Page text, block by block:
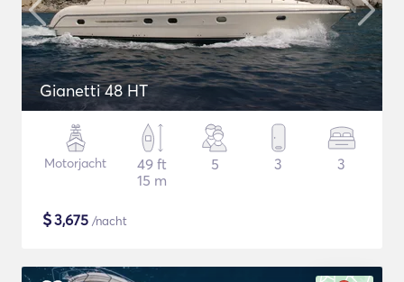
Gianetti 48 HT
Motorjacht
49 ft
15 m
5 3 3
$3,675 /nacht